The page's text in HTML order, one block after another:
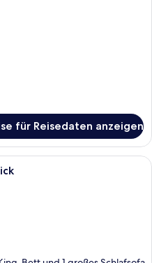
für Reisedaten anzeigen
Ein Hotelzimmer mit einem großen